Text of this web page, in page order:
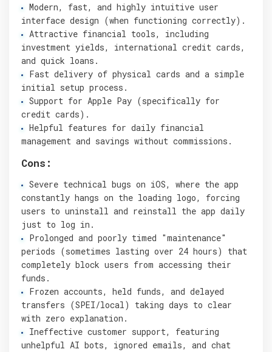
Modern, fast, and highly intuitive user
interface design (when functioning correctly).
Attractive financial tools, including
investment yields, international credit cards,
and quick loans.
Fast delivery of physical cards and a simple
initial setup process.
Support for Apple Pay (specifically for
credit cards).
Helpful features for daily financial
management and savings without commissions.
Cons:
Severe technical bugs on iOS, where the app
constantly hangs on the loading logo, forcing
users to uninstall and reinstall the app daily
just to log in.
Prolonged and poorly timed "maintenance"
periods (sometimes lasting over 24 hours) that
completely block users from accessing their
funds.
Frozen accounts, held funds, and delayed
transfers (SPEI/local) taking days to clear
with zero explanation.
Ineffective customer support, featuring
unhelpful AI bots, ignored emails, and chat